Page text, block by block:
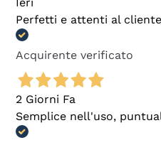
Perfetti e attenti al cliente
Acquirente verificato
2 Giorni Fa
Semplice nell'uso,